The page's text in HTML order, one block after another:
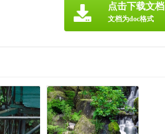
点击下载文档
文档为doc格式